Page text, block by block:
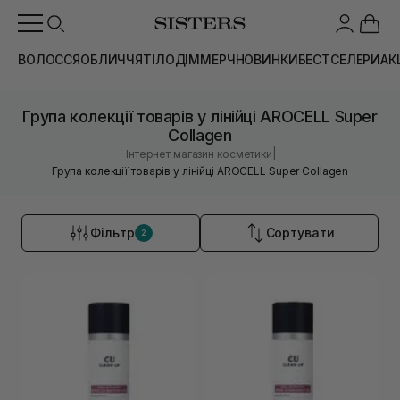
ВОЛОССЯОБЛИЧЧЯТІЛОДІММЕРЧНОВИНКИБЕСТСЕЛЕРИ
Група колекції товарів у лінійці AROCELL Super
Collagen
Інтернет магазин косметики
Група колекції товарів у лінійці AROCELL Super Collagen
Фільтр 2 Сортувати